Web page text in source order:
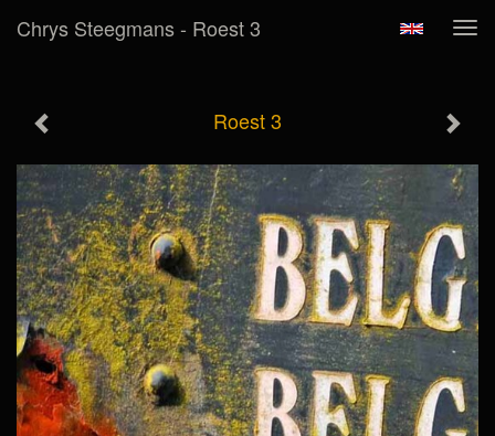
Chrys Steegmans - Roest 3
Roest 3